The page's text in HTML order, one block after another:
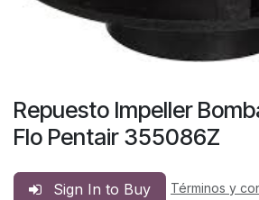
Repuesto Impeller
Flo Pentair 355086Z
Sign In to Buy
Términos y